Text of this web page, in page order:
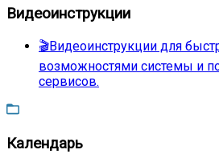
Видеоинструкции
🎬Видеоинструкции для
возможностями системы и
сервисов.
Календарь